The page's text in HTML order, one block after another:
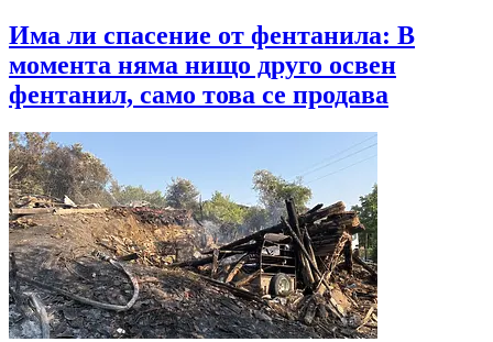
Има ли спасение от фентанила: В
момента няма нищо друго освен
фентанил, само това се продава